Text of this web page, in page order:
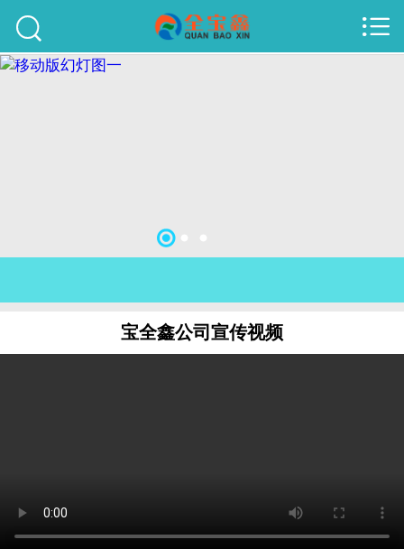
关于我们
联系我们
51La
XML地图


宝全鑫公司宣传视频